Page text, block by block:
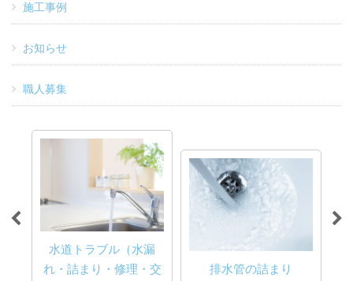
施工事例
お知らせ
職人募集
水道トラブル（水漏
れ・詰まり・修理・交
排水管の詰まり